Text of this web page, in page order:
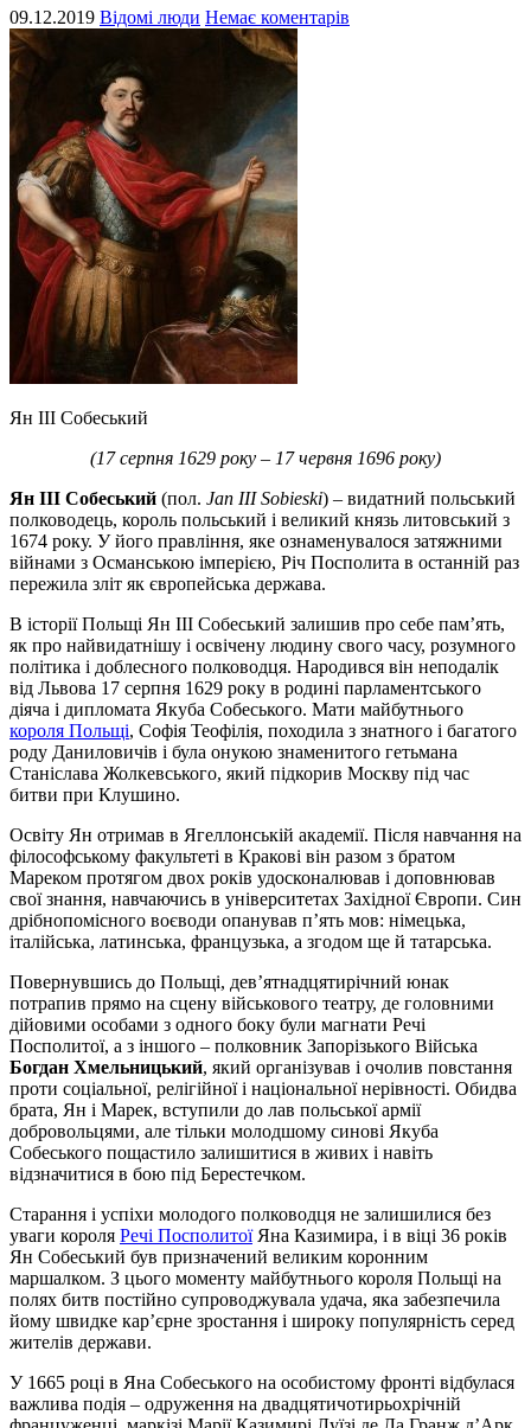
09.12.2019 Відомі люди Немає коментарів
Ян III Собеський
(17 серпня 1629 року – 17 червня 1696 року)
Ян III Собеський (пол. Jan III Sobieski) – видатний польський
полководець, король польський і великий князь литовський з
1674 року. У його правління, яке ознаменувалося затяжними
війнами з Османською імперією, Річ Посполита в останній раз
пережила зліт як європейська держава.
В історії Польщі Ян III Собеський залишив про себе пам’ять,
як про найвидатнішу і освічену людину свого часу, розумного
політика і доблесного полководця. Народився він неподалік
від Львова 17 серпня 1629 року в родині парламентського
діяча і дипломата Якуба Собеського. Мати майбутнього
короля Польщі, Софія Теофілія, походила з знатного і багатого
роду Даниловичів і була онукою знаменитого гетьмана
Станіслава Жолкевського, який підкорив Москву під час
битви при Клушино.
Освіту Ян отримав в Ягеллонській академії. Після навчання на
філософському факультеті в Кракові він разом з братом
Мареком протягом двох років удосконалював і доповнював
свої знання, навчаючись в університетах Західної Європи. Син
дрібнопомісного воєводи опанував п’ять мов: німецька,
італійська, латинська, французька, а згодом ще й татарська.
Повернувшись до Польщі, дев’ятнадцятирічний юнак
потрапив прямо на сцену військового театру, де головними
дійовими особами з одного боку були магнати Речі
Посполитої, а з іншого – полковник Запорізького Війська
Богдан Хмельницький, який організував і очолив повстання
проти соціальної, релігійної і національної нерівності. Обидва
брата, Ян і Марек, вступили до лав польської армії
добровольцями, але тільки молодшому синові Якуба
Собеського пощастило залишитися в живих і навіть
відзначитися в бою під Берестечком.
Старання і успіхи молодого полководця не залишилися без
уваги короля Речі ПосполитоїЯна Казимира, і в віці 36 років
Ян Собеський був призначений великим коронним
маршалком. З цього моменту майбутнього короля Польщі на
полях битв постійно супроводжувала удача, яка забезпечила
йому швидке кар’єрне зростання і широку популярність серед
жителів держави.
У 1665 році в Яна Собеського на особистому фронті відбулася
важлива подія – одруження на двадцятичотирьохрічній